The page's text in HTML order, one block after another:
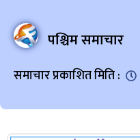
पश्चिम समाचार
समाचार प्रकाशित मिति :